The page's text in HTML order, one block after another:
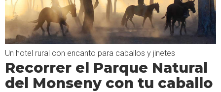
Un hotel rural con encanto para caballos y jinetes
Recorrer el Parque Natural
del Monseny con tu caballo